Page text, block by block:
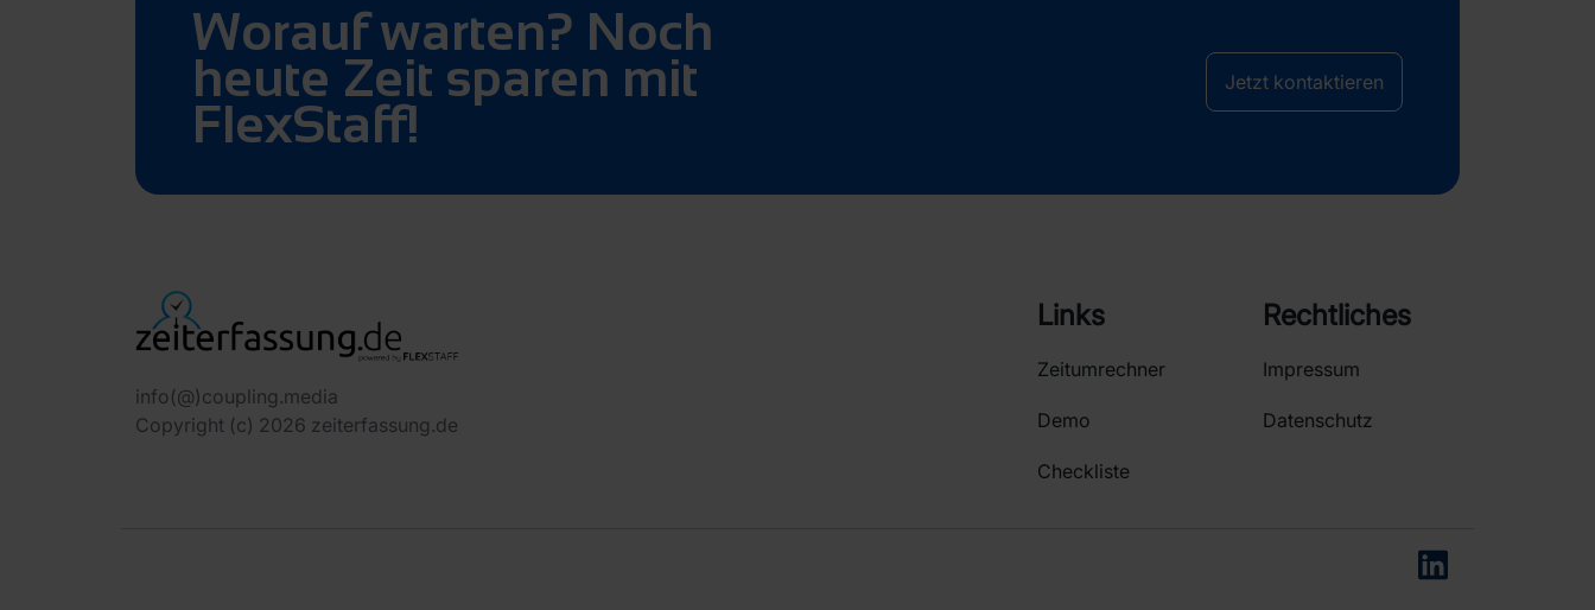
Worauf warten? Noch
heute Zeit sparen mit
FlexStaff!
Jetzt kontaktieren
info(@)coupling.media
Copyright (c) 2026 zeiterfassung.de
Links
Zeitumrechner
Demo
Checkliste
Rechtliches
Impressum
Datenschutz